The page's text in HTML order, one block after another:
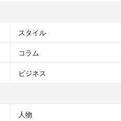
スタイル
コラム
ビジネス
人物